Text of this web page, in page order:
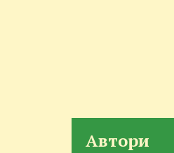
Автори